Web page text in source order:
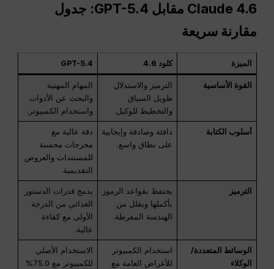
Claude 4.6 مقابل GPT-5.4: جدول
مقارنة سريعة
الميزة كلود 4.6 GPT-5.4
القوة الأساسية
الترميز والاستدلال
طويل السياق
والتخطيط للوكيل.
المهام المهنية
والبحث عن الأدوات
واستخدام الكمبيوتر .
أسلوب الكتابة
دافئة وصادقة وإيجابية
على نطاق واسع.
دقة عالية مع
مخرجات محسنة
للمستندات والعروض
التقديمية.
الترميز
يحتفظ بقواعد الرموز
بأكملها ويقلل من
الهندسة المفرطة.
يدمج قدرات الدستور
الغذائي من الدرجة
الأولى مع كفاءة
عالية.
الوسائط المتعددة/
الوكلاء
استخدام الكمبيوتر
للأغراض العامة مع
الاستخدام الأصلي
للكمبيوتر مع 75.0%